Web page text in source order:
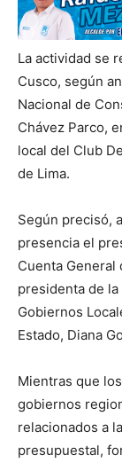
La actividad se
Cusco, según
Nacional de
Chávez Parco,
local del Club
de Lima.
Según precisó,
presencia el
Cuenta General
presidenta de
Gobiernos
Estado, Diana
Mientras que
gobiernos
relacionados a
presupuestal,